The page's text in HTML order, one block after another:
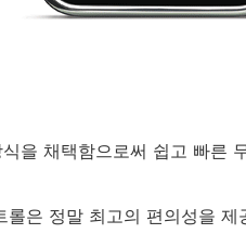
을 채택함으로써 쉽고 빠른
은 정말 최고의 편의성을 제